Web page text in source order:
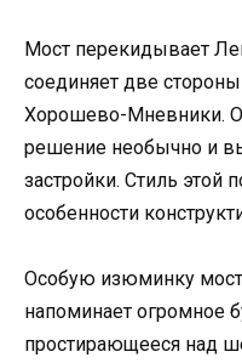
Мост перекидывает
соединяет две
Хорошево-Мневники.
решение необычно и
застройки. Стиль этой
особенности
Особую изюминку
напоминает огромное
простирающееся над